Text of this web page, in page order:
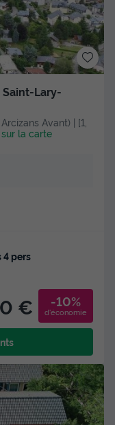
Saint-Lary-
Avant) | [1,
la carte
4 pers
€ -10%
d'économie